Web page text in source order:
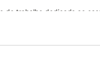
de trabalho dedicado ao
máquina de lavar roupa.